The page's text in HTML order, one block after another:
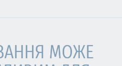
МОЖЕ